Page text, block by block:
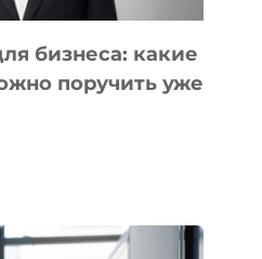
бизнеса: какие
поручить уже